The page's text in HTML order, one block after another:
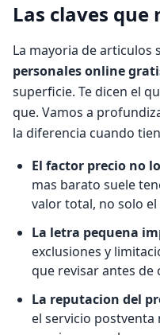
Las claves que
La mayoria de articulos
personales online
superficie. Te dicen el
que. Vamos a
la diferencia cuando
El factor precio no
mas barato suele
valor total, no solo el
La letra pequena
exclusiones y
que revisar antes de
La reputacion del
el servicio postventa